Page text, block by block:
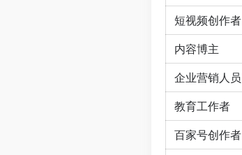
短视频创作者
内容博主
企业营销人员
教育工作者
百家号创作者